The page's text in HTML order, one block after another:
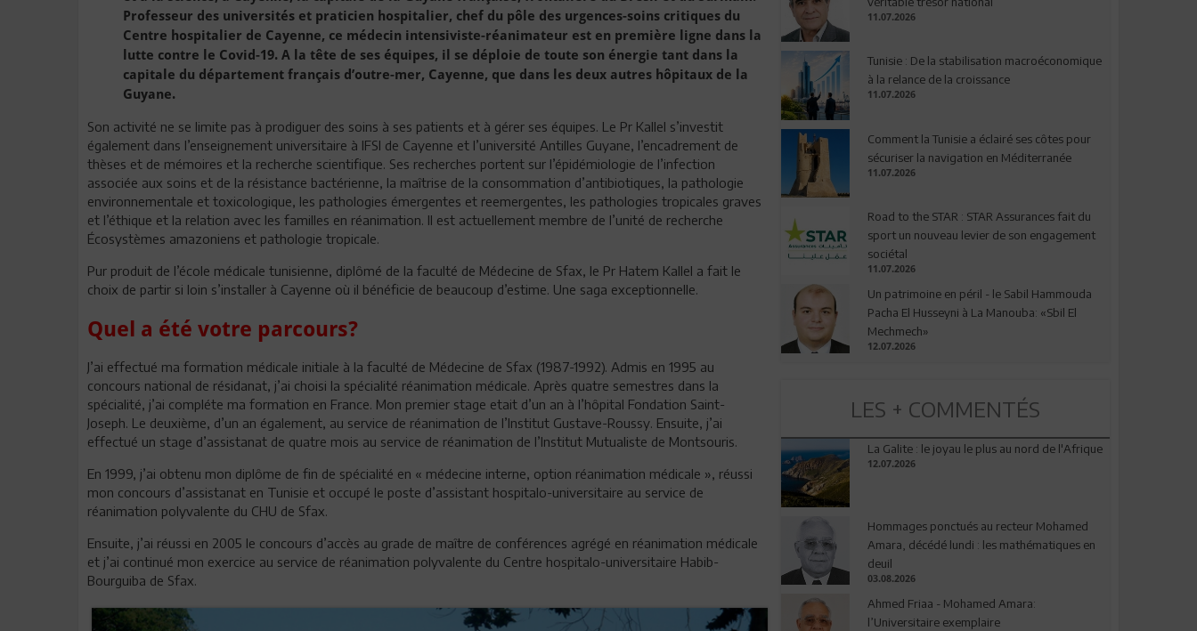
Professeur des universités et praticien hospitalier, chef du pôle des urgences-soins critiques du
Centre hospitalier de Cayenne, ce médecin intensiviste-réanimateur est en première ligne dans la
lutte contre le Covid-19. A la tête de ses équipes, il se déploie de toute son énergie tant dans la
capitale du département français d’outre-mer, Cayenne, que dans les deux autres hôpitaux de la
Guyane.
Son activité ne se limite pas à prodiguer des soins à ses patients et à gérer ses équipes. Le Pr Kallel s’investit
également dans l’enseignement universitaire à IFSI de Cayenne et l’université Antilles Guyane, l’encadrement de
thèses et de mémoires et la recherche scientifique. Ses recherches portent sur l’épidémiologie de l’infection
associée aux soins et de la résistance bactérienne, la maîtrise de la consommation d’antibiotiques, la pathologie
environnementale et toxicologique, les pathologies émergentes et reemergentes, les pathologies tropicales graves
et l’éthique et la relation avec les familles en réanimation. Il est actuellement membre de l’unité de recherche
Écosystèmes amazoniens et pathologie tropicale.
Pur produit de l’école médicale tunisienne, diplômé de la faculté de Médecine de Sfax, le Pr Hatem Kallel a fait le
choix de partir si loin s’installer à Cayenne où il bénéficie de beaucoup d’estime. Une saga exceptionnelle.
Quel a été votre parcours?
J’ai effectué ma formation médicale initiale à la faculté de Médecine de Sfax (1987-1992). Admis en 1995 au
concours national de résidanat, j’ai choisi la spécialité réanimation médicale. Après quatre semestres dans la
spécialité, j’ai compléte ma formation en France. Mon premier stage etait d’un an à l’hôpital Fondation Saint-
Joseph. Le deuxième, d’un an également, au service de réanimation de l’Institut Gustave-Roussy. Ensuite, j’ai
effectué un stage d’assistanat de quatre mois au service de réanimation de l’Institut Mutualiste de Montsouris.
En 1999, j’ai obtenu mon diplôme de fin de spécialité en « médecine interne, option réanimation médicale », réussi
mon concours d’assistanat en Tunisie et occupé le poste d’assistant hospitalo-universitaire au service de
réanimation polyvalente du CHU de Sfax.
Ensuite, j’ai réussi en 2005 le concours d’accès au grade de maître de conférences agrégé en réanimation médicale
et j’ai continué mon exercice au service de réanimation polyvalente du Centre hospitalo-universitaire Habib-
Bourguiba de Sfax.
11.07.2026
Tunisie : De la stabilisation macroéconomique
à la relance de la croissance
11.07.2026
Comment la Tunisie a éclairé ses côtes pour
sécuriser la navigation en Méditerranée
11.07.2026
Road to the STAR : STAR Assurances fait du
sport un nouveau levier de son engagement
sociétal
11.07.2026
Un patrimoine en péril - le Sabil Hammouda
Pacha El Husseyni à La Manouba: «Sbil El
Mechmech»
12.07.2026
LES + COMMENTÉS
La Galite : le joyau le plus au nord de l'Afrique
12.07.2026
Hommages ponctués au recteur Mohamed
Amara, décédé lundi : les mathématiques en
deuil
03.08.2026
Ahmed Friaa - Mohamed Amara:
l’Universitaire exemplaire